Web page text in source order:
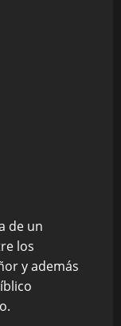
de un
los
y además